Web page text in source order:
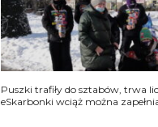
Puszki trafiły do sztabów, trwa
eSkarbonki wciąż można